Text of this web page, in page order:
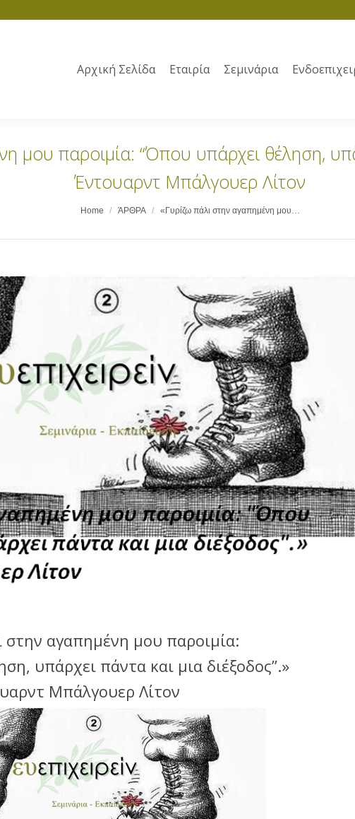
Αρχική Σελίδα Εταιρία Σεμινάρια
μου παροιμία: “Όπου υπάρχει θέληση,
Έντουαρντ Μπάλγουερ Λίτον
Home ΆΡΘΡΑ «Γυρίζω πάλι στην αγαπημένη μου…
στην αγαπημένη μου παροιμία:
υπάρχει πάντα και μια διέξοδος”.»
Μπάλγουερ Λίτον